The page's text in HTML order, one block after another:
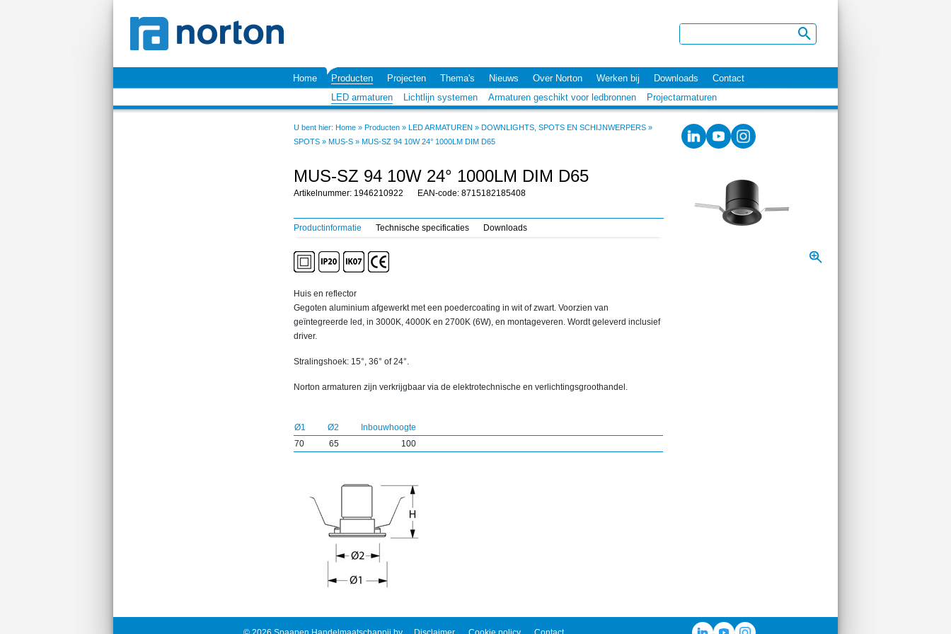
Home Producten Projecten Thema's Nieuws Over Norton Werken bij Downloads
Contact
LED armaturen
Lichtlijn systemen Armaturen geschikt voor ledbronnen Projectarmaturen
U bent hier: Home » Producten » LED ARMATUREN » DOWNLIGHTS, SPOTS EN SCHIJNWERPERS »
SPOTS » MUS-S » MUS-SZ 94 10W 24° 1000LM DIM D65
MUS-SZ 94 10W 24° 1000LM DIM D65
Artikelnummer: 1946210922 EAN-code: 8715182185408
Productinformatie Technische specificaties Downloads
Huis en reflector
Gegoten aluminium afgewerkt met een poedercoating in wit of zwart. Voorzien van
geïntegreerde led, in 3000K, 4000K en 2700K (6W), en montageveren. Wordt geleverd inclusief
driver.
Stralingshoek: 15°, 36° of 24°.
Norton armaturen zijn verkrijgbaar via de elektrotechnische en verlichtingsgroothandel.
Ø1 Ø2
Inbouwhoogte
70
65 100